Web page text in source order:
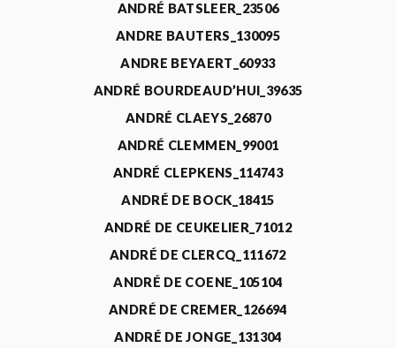
ANDRÉ BATSLEER_23506
ANDRE BAUTERS_130095
ANDRE BEYAERT_60933
ANDRÉ BOURDEAUD’HUI_39635
ANDRÉ CLAEYS_26870
ANDRÉ CLEMMEN_99001
ANDRÉ CLEPKENS_114743
ANDRÉ DE BOCK_18415
ANDRÉ DE CEUKELIER_71012
ANDRÉ DE CLERCQ_111672
ANDRÉ DE COENE_105104
ANDRÉ DE CREMER_126694
ANDRÉ DE JONGE_131304